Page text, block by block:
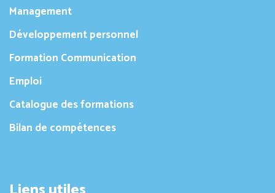
Management
Développement personnel
Formation Communication
Emploi
Catalogue des formations
Bilan de compétences